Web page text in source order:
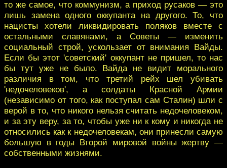
то же самое, что коммунизм, а приход русаков — это
лишь замена одного оккупанта на другого. То, что
нацисты хотели ликвидировать поляков вместе с
остальными славянами, а Советы — изменить
социальный строй, ускользает от внимания Вайды.
Если бы этот 'советский' оккупант не пришел, то нас
бы тут уже не было. Вайда не видит морального
различия в том, что третий рейх шел убивать
'недочеловеков', а солдаты Красной Армии
(независимо от того, как поступал сам Сталин) шли с
верой в то, что никого нельзя считать недочеловеком,
и за эту веру, за то, чтобы уже ни к кому и никогда не
относились как к недочеловекам, они принесли самую
большую в годы Второй мировой войны жертву —
собственными жизнями.